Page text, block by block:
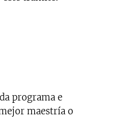
programa e
maestría o